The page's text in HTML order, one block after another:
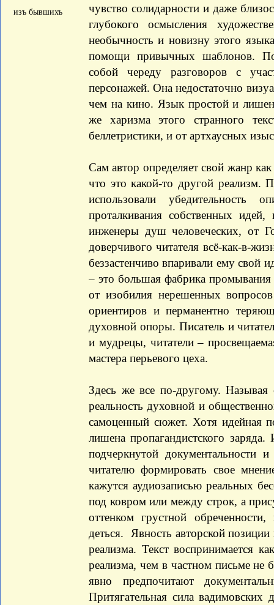
изъ бывшихъ
чувство солидарности и даже
глубокого осмысления
необычность и новизну этого
помощи привычных шаблонов.
собой череду разговоров с
персонажей. Она недостаточно
чем на кино. Язык простой и
же харизма этого странного
беллетристики, и от артхаусных
Сам автор определяет свой жанр
что это какой-то другой реализм.
использовали убедительность
проталкивания собственных
инженеры душ человеческих, от
доверчивого читателя всё-как-в-
беззастенчиво впаривали ему свой
– это большая фабрика
от изобилия нерешенных
ориентиров и перманентно
духовной опоры. Писатель и
и мудрецы, читатели –
мастера перьевого цеха.
Здесь же все по-другому. Называя
реальность духовной и
самоценный сюжет. Хотя идейная
лишена пропагандистского
подчеркнутой документальности
читателю формировать свое
кажутся аудиозаписью реальных
под ковром или между строк, а
оттенком грустной
деться. Явность авторской
реализма. Текст воспринимается
реализма, чем в частном письме не
явно предпочитают
Притягательная сила